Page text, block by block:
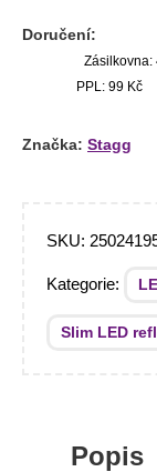
Doručení:
Zásilkovna:
PPL: 99 Kč
Značka: Stagg
SKU:
Kategorie:
Slim LED
Popis